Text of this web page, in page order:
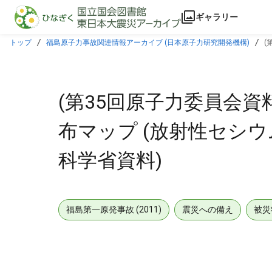
本文に飛ぶ
ギャラリー
トップ 福島原子力事故関連情報アーカイブ (日本原子力研究開発機構) (
(第35回原子力委員会資
布マップ (放射性セシ
科学省資料)
福島第一原発事故 (2011) 震災への備え 被災